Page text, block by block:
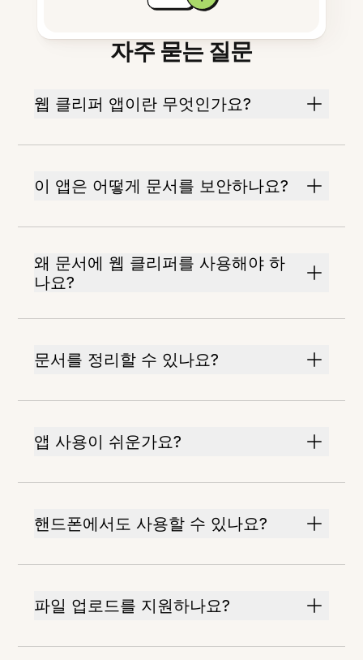
자주 묻는 질문
웹 클리퍼 앱이란 무엇인가요?
이 앱은 어떻게 문서를 보안하나요?
왜 문서에 웹 클리퍼를 사용해야 하
나요?
문서를 정리할 수 있나요?
앱 사용이 쉬운가요?
핸드폰에서도 사용할 수 있나요?
파일 업로드를 지원하나요?